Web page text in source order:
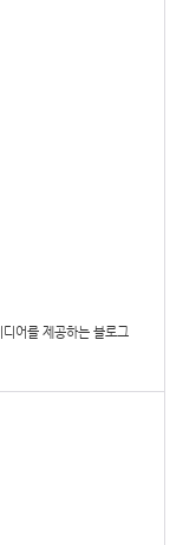
어를 제공하는 블로그